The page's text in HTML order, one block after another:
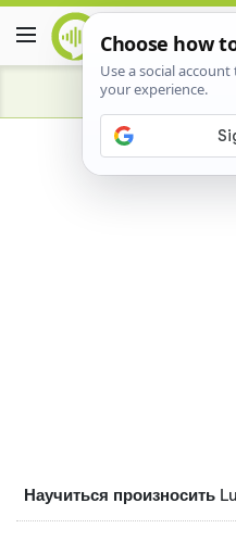
Научиться произносить